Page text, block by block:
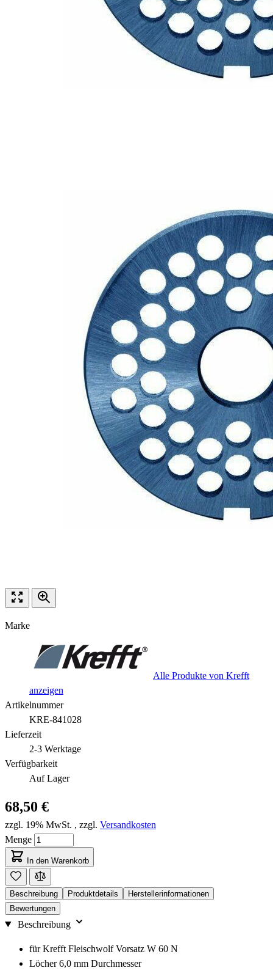
Marke
Alle Produkte von Krefft
anzeigen
Artikelnummer
KRE-841028
Lieferzeit
2-3 Werktage
Verfügbarkeit
Auf Lager
68,50 €
zzgl. 19% MwSt. , zzgl. Versandkosten
Menge
In den Warenkorb
Beschreibung Produktdetails
Herstellerinformationen
Bewertungen
Beschreibung
für Krefft Fleischwolf Vorsatz W 60 N
Löcher 6,0 mm Durchmesser